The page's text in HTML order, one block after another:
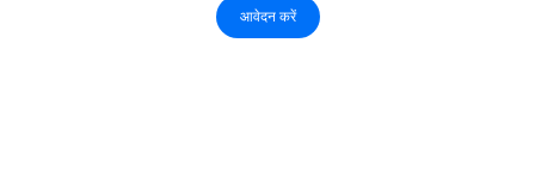
आवेदन करें